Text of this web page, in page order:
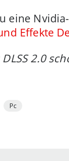
eine
Effekte
DLSS 2.0
Pc